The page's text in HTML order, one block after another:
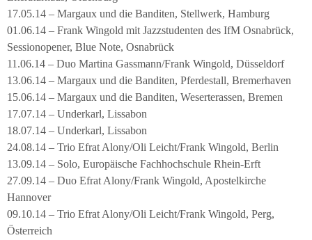
17.05.14 – Margaux und die Banditen, Stellwerk, Hamburg
01.06.14 – Frank Wingold mit Jazzstudenten des IfM Osnabrück,
Sessionopener, Blue Note, Osnabrück
11.06.14 – Duo Martina Gassmann/Frank Wingold, Düsseldorf
13.06.14 – Margaux und die Banditen, Pferdestall, Bremerhaven
15.06.14 – Margaux und die Banditen, Weserterassen, Bremen
17.07.14 – Underkarl, Lissabon
18.07.14 – Underkarl, Lissabon
24.08.14 – Trio Efrat Alony/Oli Leicht/Frank Wingold, Berlin
13.09.14 – Solo, Europäische Fachhochschule Rhein-Erft
27.09.14 – Duo Efrat Alony/Frank Wingold, Apostelkirche
Hannover
09.10.14 – Trio Efrat Alony/Oli Leicht/Frank Wingold, Perg,
Österreich